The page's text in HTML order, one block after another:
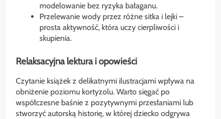
modelowanie bez ryzyka bałaganu.
Przelewanie wody przez różne sitka i lejki –
prosta aktywność, która uczy cierpliwości i
skupienia.
Relaksacyjna lektura i opowieści
Czytanie książek z delikatnymi ilustracjami wpływa na
obniżenie poziomu kortyzolu. Warto sięgać po
współczesne baśnie z pozytywnymi przesłaniami lub
stworzyć autorską historię, w której dziecko odgrywa